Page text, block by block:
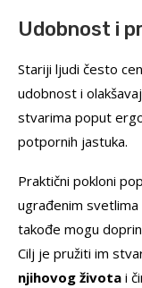
Udobnost i
Stariji ljudi često
udobnost i
stvarima poput
potpornih jastuka.
Praktični pokloni
ugrađenim
takođe mogu
Cilj je pružiti im
njihovog života i